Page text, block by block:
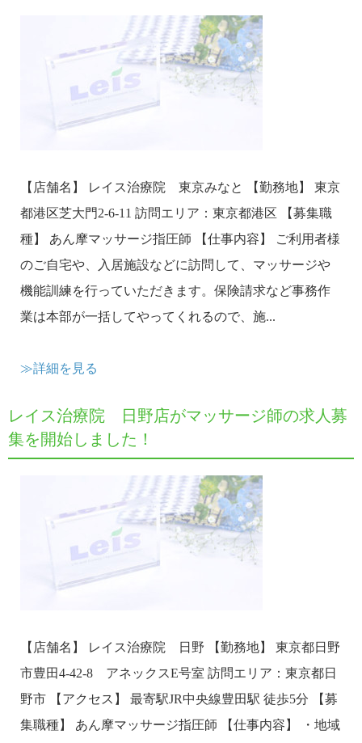
【店舗名】 レイス治療院 東京みなと 【勤務地】 東京
都港区芝大門2-6-11 訪問エリア：東京都港区 【募集職
種】 あん摩マッサージ指圧師 【仕事内容】 ご利用者様
のご自宅や、入居施設などに訪問して、マッサージや
機能訓練を行っていただきます。保険請求など事務作
業は本部が一括してやってくれるので、施...
≫詳細を見る
レイス治療院 日野店がマッサージ師の求人募
集を開始しました！
【店舗名】 レイス治療院 日野 【勤務地】 東京都日野
市豊田4-42-8 アネックスE号室 訪問エリア：東京都日
野市 【アクセス】 最寄駅JR中央線豊田駅 徒歩5分 【募
集職種】 あん摩マッサージ指圧師 【仕事内容】 ・地域